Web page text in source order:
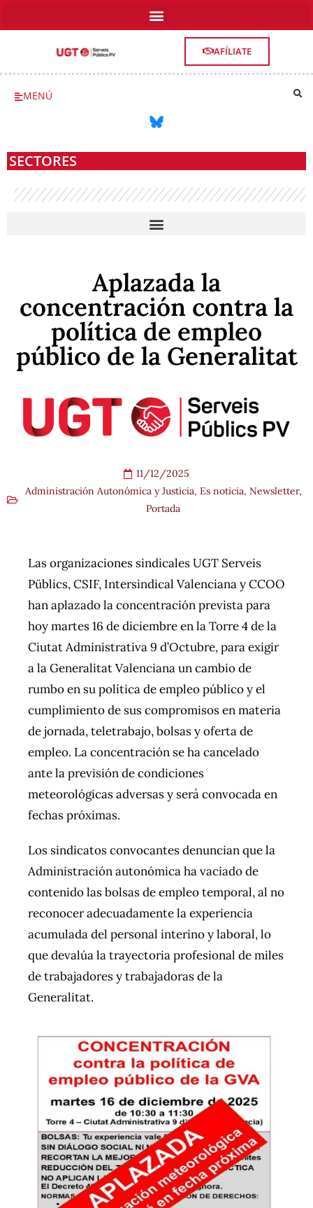
AFÍLIATE
MENÚ
SECTORES
Aplazada la
concentración contra la
política de empleo
público de la Generalitat
11/12/2025
Administración Autonómica y Justicia, Es noticia, Newsletter,
Portada
Las organizaciones sindicales UGT Serveis
Püblics, CSIF, Intersindical Valenciana y CCOO
han aplazado la concentración prevista para
hoy martes 16 de diciembre en la Torre 4 de la
Ciutat Administrativa 9 d’Octubre, para exigir
a la Generalitat Valenciana un cambio de
rumbo en su política de empleo público y el
cumplimiento de sus compromisos en materia
de jornada, teletrabajo, bolsas y oferta de
empleo. La concentración se ha cancelado
ante la previsión de condiciones
meteorológicas adversas y será convocada en
fechas próximas.
Los sindicatos convocantes denuncian que la
Administración autonómica ha vaciado de
contenido las bolsas de empleo temporal, al no
reconocer adecuadamente la experiencia
acumulada del personal interino y laboral, lo
que devalúa la trayectoria profesional de miles
de trabajadores y trabajadoras de la
Generalitat.